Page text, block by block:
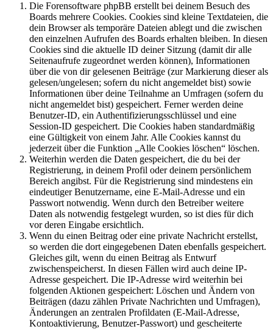
Die Forensoftware phpBB erstellt bei deinem Besuch des
Boards mehrere Cookies. Cookies sind kleine Textdateien, die
dein Browser als temporäre Dateien ablegt und die zwischen
den einzelnen Aufrufen des Boards erhalten bleiben. In diesen
Cookies sind die aktuelle ID deiner Sitzung (damit dir alle
Seitenaufrufe zugeordnet werden können), Informationen
über die von dir gelesenen Beiträge (zur Markierung dieser als
gelesen/ungelesen; sofern du nicht angemeldet bist) sowie
Informationen über deine Teilnahme an Umfragen (sofern du
nicht angemeldet bist) gespeichert. Ferner werden deine
Benutzer-ID, ein Authentifizierungsschlüssel und eine
Session-ID gespeichert. Die Cookies haben standardmäßig
eine Gültigkeit von einem Jahr. Alle Cookies kannst du
jederzeit über die Funktion „Alle Cookies löschen“ löschen.
Weiterhin werden die Daten gespeichert, die du bei der
Registrierung, in deinem Profil oder deinem persönlichem
Bereich angibst. Für die Registrierung sind mindestens ein
eindeutiger Benutzername, eine E-Mail-Adresse und ein
Passwort notwendig. Wenn durch den Betreiber weitere
Daten als notwendig festgelegt wurden, so ist dies für dich
vor deren Eingabe ersichtlich.
Wenn du einen Beitrag oder eine private Nachricht erstellst,
so werden die dort eingegebenen Daten ebenfalls gespeichert.
Gleiches gilt, wenn du einen Beitrag als Entwurf
zwischenspeicherst. In diesen Fällen wird auch deine IP-
Adresse gespeichert. Die IP-Adresse wird weiterhin bei
folgenden Aktionen gespeichert: Löschen und Ändern von
Beiträgen (dazu zählen Private Nachrichten und Umfragen),
Änderungen an zentralen Profildaten (E-Mail-Adresse,
Kontoaktivierung, Benutzer-Passwort) und gescheiterte